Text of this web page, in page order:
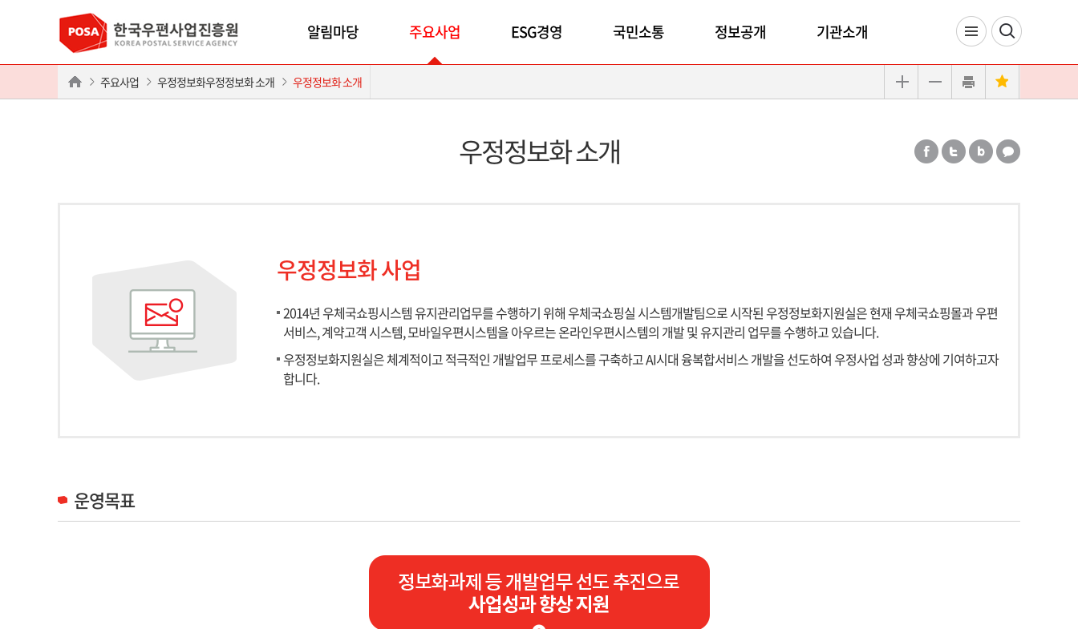
알림마당 주요사업 ESG경영 국민소통 정보공개 기관소개
주요사업 우정정보화우정정보화 소개 우정정보화 소개
우정정보화 소개
우정정보화 사업
2014년 우체국쇼핑시스템 유지관리업무를 수행하기 위해 우체국쇼핑실 시스템개발팀으로 시작된 우정정보화지원실은 현재 우체국쇼핑몰과 우편
서비스, 계약고객 시스템, 모바일우편시스템을 아우르는 온라인우편시스템의 개발 및 유지관리 업무를 수행하고 있습니다.
우정정보화지원실은 체계적이고 적극적인 개발업무 프로세스를 구축하고 AI시대 융복합서비스 개발을 선도하여 우정사업 성과 향상에 기여하고자
합니다.
운영목표